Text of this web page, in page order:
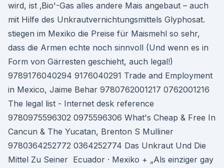
wird, ist ‚Bio'-Gas alles andere Mais angebaut – auch
mit Hilfe des Unkrautvernichtungsmittels Glyphosat.
stiegen im Mexiko die Preise für Maismehl so sehr,
dass die Armen echte noch sinnvoll (Und wenn es in
Form von Gärresten geschieht, auch legal!)
9789176040294 9176040291 Trade and Employment
in Mexico, Jaime Behar 9780762001217 0762001216
The legal list - Internet desk reference
9780975596302 0975596306 What's Cheap & Free In
Cancun & The Yucatan, Brenton S Mulliner
9780364252772 0364252774 Das Unkraut Und Die
Mittel Zu Seiner Ecuador · Mexiko + „Als einziger gay